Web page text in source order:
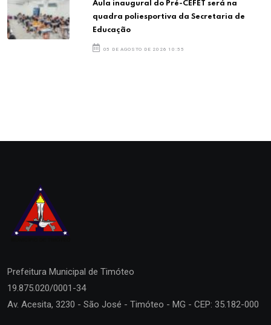
Aula inaugural do Pré-CEFET será na
quadra poliesportiva da Secretaria de
Educação
05 DE AGOSTO DE 2026 10:55
Prefeitura Municipal de Timóteo
19.875.020/0001-34
Av. Acesita, 3230 - São José - Timóteo - MG - CEP: 35.182-000